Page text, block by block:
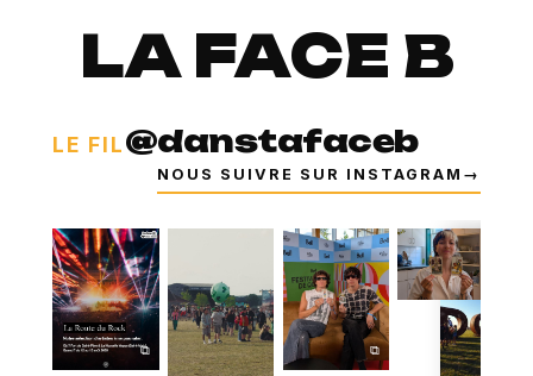
LA FACE B
LE FIL@danstafaceb
NOUS SUIVRE SUR INSTAGRAM →
⧉ ⧉